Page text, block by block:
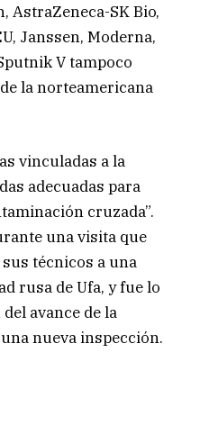
AstraZeneca-SK Bio,
Janssen, Moderna,
V tampoco
la norteamericana
vinculadas a la
adecuadas para
cruzada”.
una visita que
técnicos a una
rusa de Ufa, y fue lo
avance de la
nueva inspección.